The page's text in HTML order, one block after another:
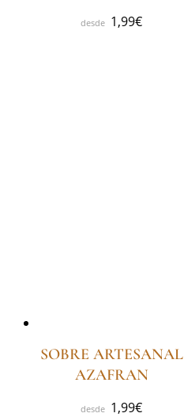
1,99€
SOBRE ARTESANAL
AZAFRAN
1,99€